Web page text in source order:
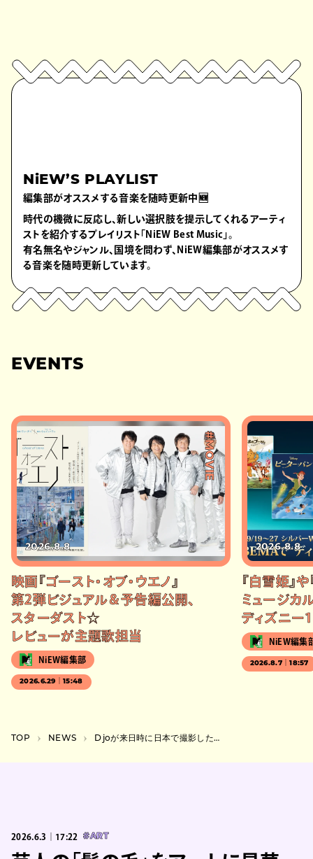
NiEW’S PLAYLIST
編集部がオススメする音楽を随時更新中🆕
時代の機微に反応し、新しい選択肢を提示してくれるアーティ
ストを紹介するプレイリスト「NiEW Best Music」。
有名無名やジャンル、国境を問わず、NiEW編集部がオススメす
る音楽を随時更新しています。
EVENTS
#MOVIE
2026.8.8
映画『ゴースト・オブ・ウエノ』
第2弾ビジュアル＆予告編公開、
スターダスト☆
レビューが主題歌担当
NiEW編集部
2026.6.29｜15:48
2026.8.8
『白雪姫』
ミュージカル
ディズニー
NiEW編集
2026.8.7｜18:57
TOP NEWS Djoが来日時に日本で撮影した新アー写を公開、初の日本盤『DECIDE』がリリース
2026.6.3｜17:22 #ART